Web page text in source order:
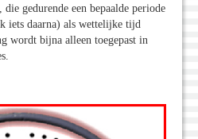
gedurende een bepaalde periode
iets daarna) als wettelijke tijd
wordt bijna alleen toegepast in